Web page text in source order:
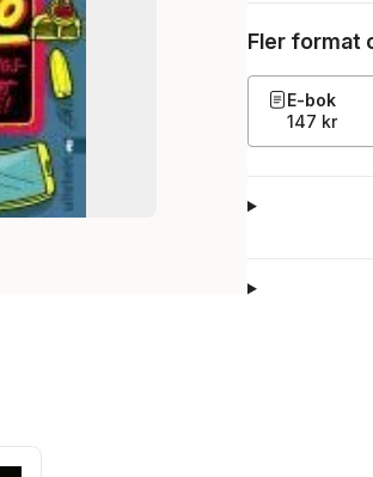
Fler format
E-bok
147 kr